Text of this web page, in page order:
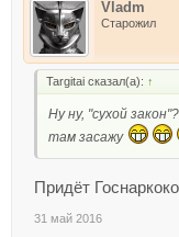
Vladm
Старожил
Targitai сказал(а): ↑
Ну ну, "сухой
там засажу
Придёт
31 май 2016